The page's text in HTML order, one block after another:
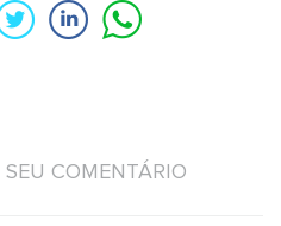
COMENTÁRIO